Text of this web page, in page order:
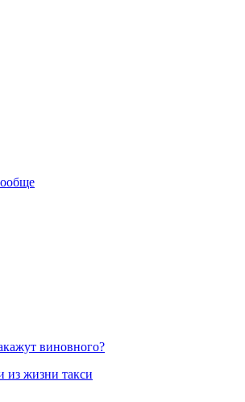
виновного?
из жизни такси